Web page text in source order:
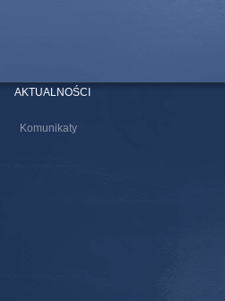
AKTUALNOŚCI
Komunikaty